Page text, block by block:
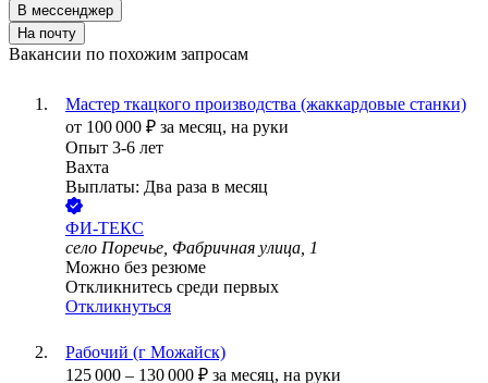
В мессенджер
На почту
Вакансии по похожим запросам
Мастер ткацкого производства (жаккардовые станки)
от 100 000 ₽ за месяц, на руки
Опыт 3-6 лет
Вахта
Выплаты: Два раза в месяц
ФИ-ТЕКС
село Поречье, Фабричная улица, 1
Можно без резюме
Откликнитесь среди первых
Откликнуться
Рабочий (г Можайск)
125 000 – 130 000 ₽ за месяц, на руки